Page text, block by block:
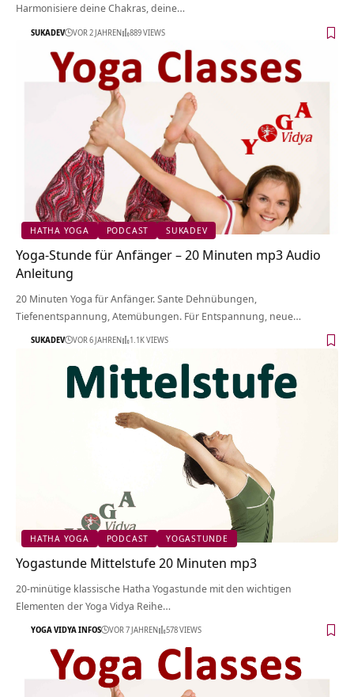
Harmonisiere deine Chakras, deine…
SUKADEV VOR 2 JAHREN 889 VIEWS
HATHA YOGA PODCAST SUKADEV
Yoga-Stunde für Anfänger – 20 Minuten mp3 Audio
Anleitung
20 Minuten Yoga für Anfänger. Sante Dehnübungen,
Tiefenentspannung, Atemübungen. Für Entspannung, neue…
SUKADEV VOR 6 JAHREN 1.1K VIEWS
HATHA YOGA PODCAST YOGASTUNDE
Yogastunde Mittelstufe 20 Minuten mp3
20-minütige klassische Hatha Yogastunde mit den wichtigen
Elementen der Yoga Vidya Reihe…
YOGA VIDYA INFOS VOR 7 JAHREN 578 VIEWS